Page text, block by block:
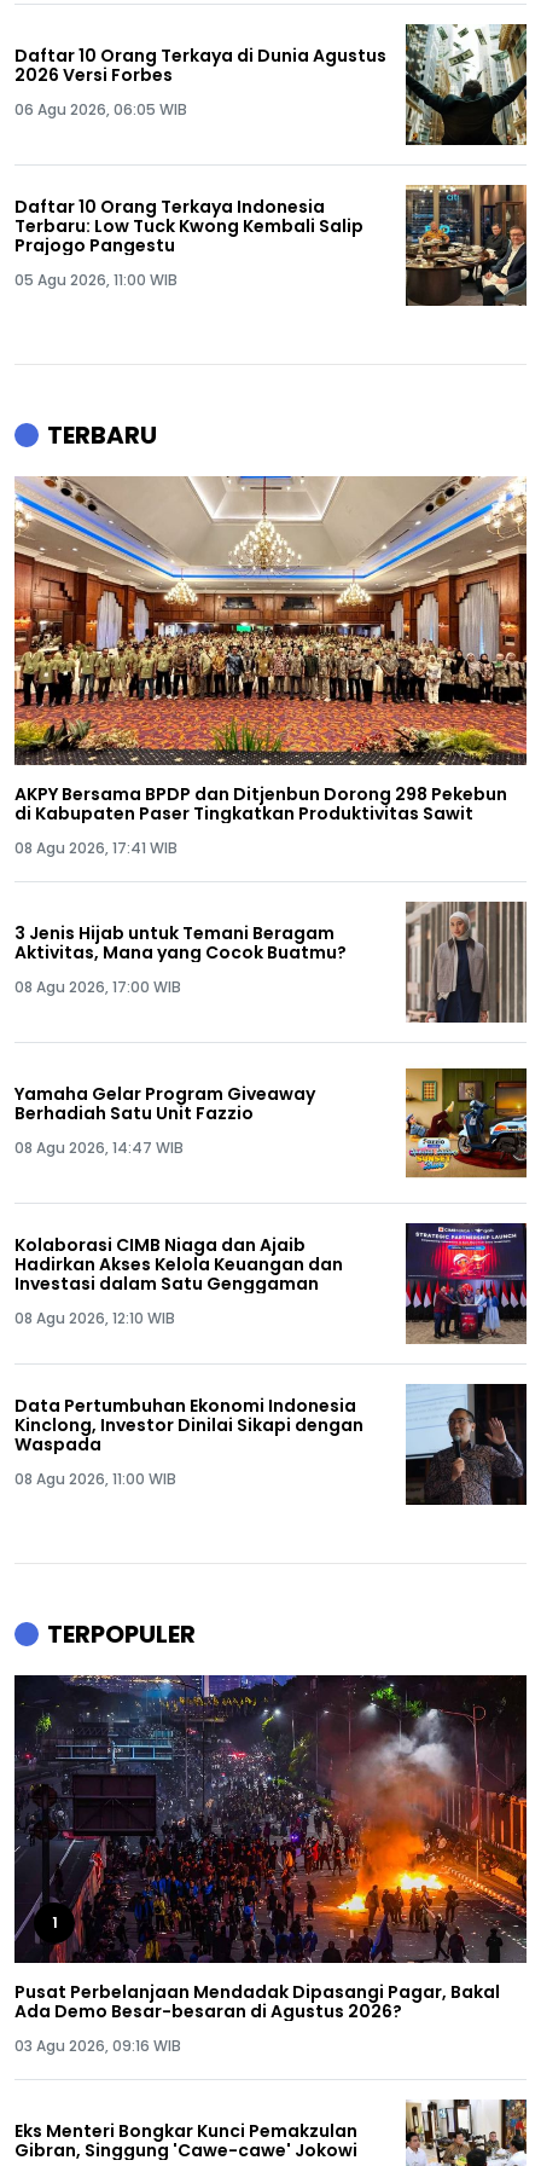
Daftar 10 Orang Terkaya di Dunia Agustus
2026 Versi Forbes
06 Agu 2026, 06:05 WIB
Daftar 10 Orang Terkaya Indonesia
Terbaru: Low Tuck Kwong Kembali Salip
Prajogo Pangestu
05 Agu 2026, 11:00 WIB
TERBARU
AKPY Bersama BPDP dan Ditjenbun Dorong 298 Pekebun
di Kabupaten Paser Tingkatkan Produktivitas Sawit
08 Agu 2026, 17:41 WIB
3 Jenis Hijab untuk Temani Beragam
Aktivitas, Mana yang Cocok Buatmu?
08 Agu 2026, 17:00 WIB
Yamaha Gelar Program Giveaway
Berhadiah Satu Unit Fazzio
08 Agu 2026, 14:47 WIB
Kolaborasi CIMB Niaga dan Ajaib
Hadirkan Akses Kelola Keuangan dan
Investasi dalam Satu Genggaman
08 Agu 2026, 12:10 WIB
Data Pertumbuhan Ekonomi Indonesia
Kinclong, Investor Dinilai Sikapi dengan
Waspada
08 Agu 2026, 11:00 WIB
TERPOPULER
1
Pusat Perbelanjaan Mendadak Dipasangi Pagar, Bakal
Ada Demo Besar-besaran di Agustus 2026?
03 Agu 2026, 09:16 WIB
Eks Menteri Bongkar Kunci Pemakzulan
Gibran, Singgung 'Cawe-cawe' Jokowi